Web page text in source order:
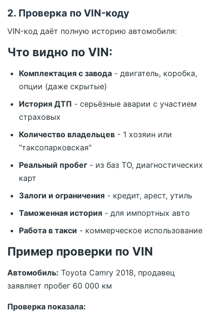
2. Проверка по VIN-коду
VIN-код даёт полную историю автомобиля:
Что видно по VIN:
Комплектация с завода - двигатель, коробка,
опции (даже скрытые)
История ДТП - серьёзные аварии с участием
страховых
Количество владельцев - 1 хозяин или
"таксопарковская"
Реальный пробег - из баз ТО, диагностических
карт
Залоги и ограничения - кредит, арест, утиль
Таможенная история - для импортных авто
Работа в такси - коммерческое использование
Пример проверки по VIN
Автомобиль: Toyota Camry 2018, продавец
заявляет пробег 60 000 км
Проверка показала: